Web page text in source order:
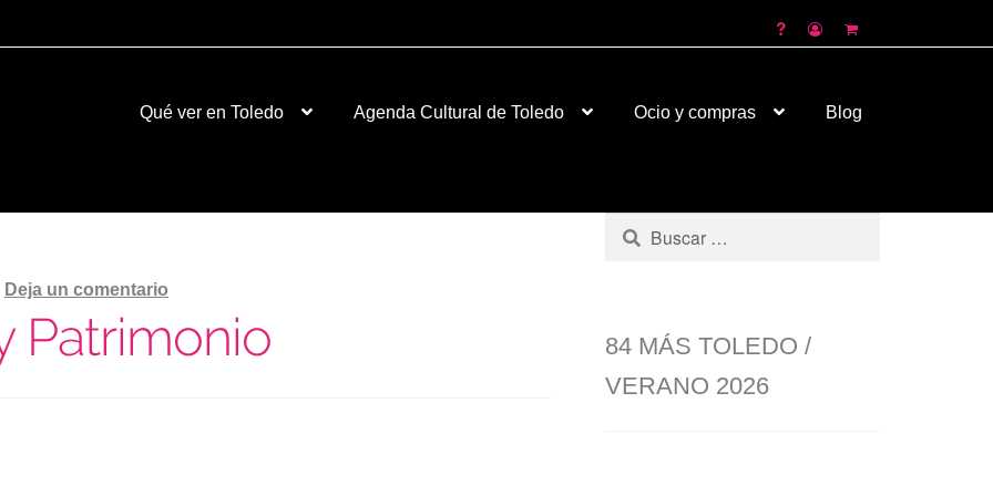
Qué ver en Toledo Agenda Cultural de Toledo Ocio y compras Blog
TOLEDO / VERANO 2026
Ya esta disponible aquí
Deja un comentario
Patrimonio
Buscar:
84 MÁS TOLEDO /
VERANO 2026